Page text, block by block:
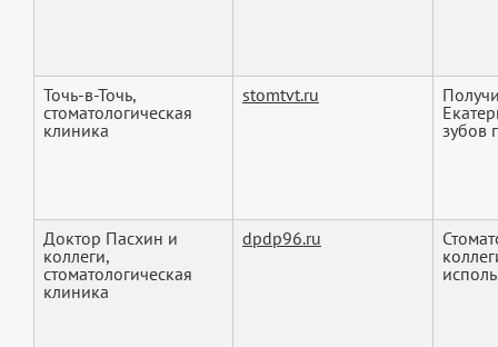
Точь-в-Точь,
стоматологическая
клиника
stomtvt.ru
зубов
Доктор Пасхин и
коллеги,
стоматологическая
клиника
dpdp96.ru